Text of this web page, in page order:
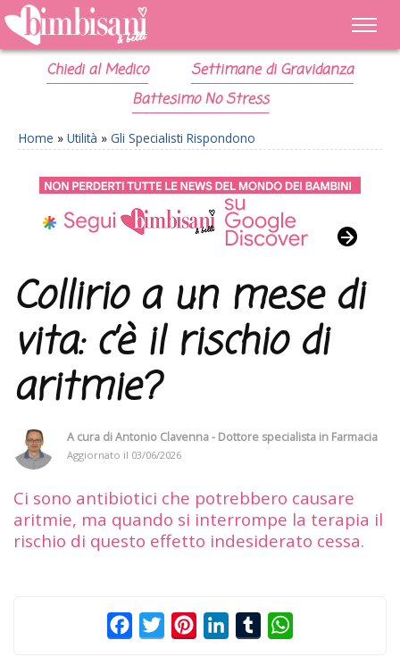
Chiedi al Medico
Settimane di Gravidanza
Battesimo No Stress
Home » Utilità » Gli Specialisti Rispondono
Collirio a un mese di
vita: c’è il rischio di
aritmie?
A cura diAntonio Clavenna - Dottore specialista in Farmacia
Aggiornato il 03/06/2026
Ci sono antibiotici che potrebbero causare
aritmie, ma quando si interrompe la terapia il
rischio di questo effetto indesiderato cessa.
FacebookTwitterPinterestLinkedInTumblr